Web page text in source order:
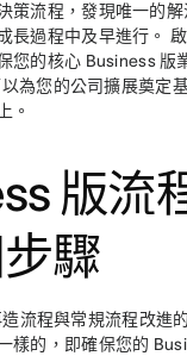
策流程，發現唯一的解
長過程中及早進行。
您的核心 Business 版
為您的公司擴展奠定
。
版流
驟
流程與常規流程改進
樣的，即確保您的